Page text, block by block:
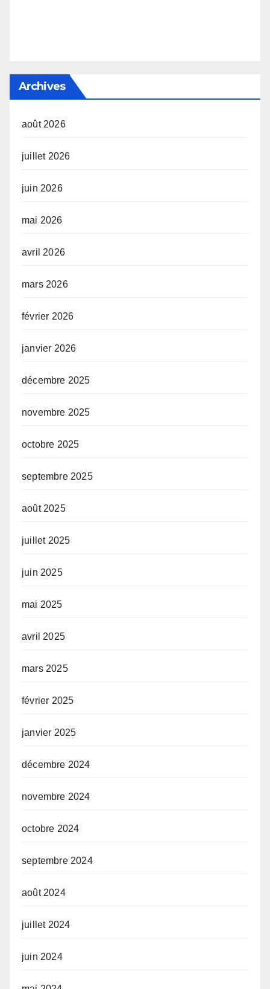
Archives
août 2026
juillet 2026
juin 2026
mai 2026
avril 2026
mars 2026
février 2026
janvier 2026
décembre 2025
novembre 2025
octobre 2025
septembre 2025
août 2025
juillet 2025
juin 2025
mai 2025
avril 2025
mars 2025
février 2025
janvier 2025
décembre 2024
novembre 2024
octobre 2024
septembre 2024
août 2024
juillet 2024
juin 2024